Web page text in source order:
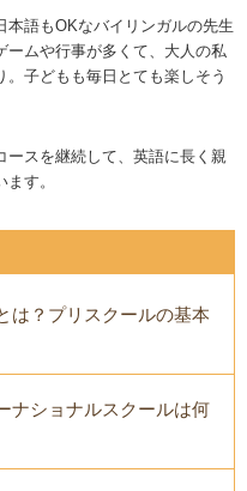
語もOKなバイリンガルの先生
ムや行事が多くて、大人の私
子どもも毎日とても楽しそう
スを継続して、英語に長く親
す。
は？プリスクールの基本
ナショナルスクールは何